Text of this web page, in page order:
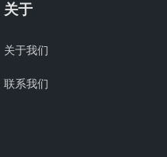
关于
关于我们
联系我们